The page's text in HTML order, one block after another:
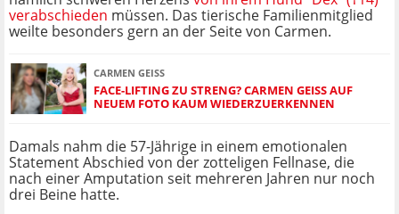
verabschieden müssen. Das tierische Familienmitglied
weilte besonders gern an der Seite von Carmen.
CARMEN GEISS
FACE-LIFTING ZU STRENG? CARMEN GEISS AUF
NEUEM FOTO KAUM WIEDERZUERKENNEN
Damals nahm die 57-Jährige in einem emotionalen
Statement Abschied von der zotteligen Fellnase, die
nach einer Amputation seit mehreren Jahren nur noch
drei Beine hatte.